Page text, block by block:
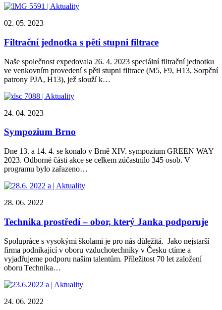
02. 05. 2023
Filtrační jednotka s pěti stupni filtrace
Naše společnost expedovala 26. 4. 2023 speciální filtrační jednotku
ve venkovním provedení s pěti stupni filtrace (M5, F9, H13, Sorpční
patrony PJA, H13), jež slouží k…
24. 04. 2023
Sympozium Brno
Dne 13. a 14. 4. se konalo v Brně XIV. sympozium GREEN WAY
2023. Odborné části akce se celkem zúčastnilo 345 osob. V
programu bylo zařazeno…
28. 06. 2022
Technika prostředí – obor, který Janka podporuje
Spolupráce s vysokými školami je pro nás důležitá. Jako nejstarší
firma podnikající v oboru vzduchotechniky v Česku ctíme a
vyjadřujeme podporu našim talentům. Příležitost 70 let založení
oboru Technika…
24. 06. 2022